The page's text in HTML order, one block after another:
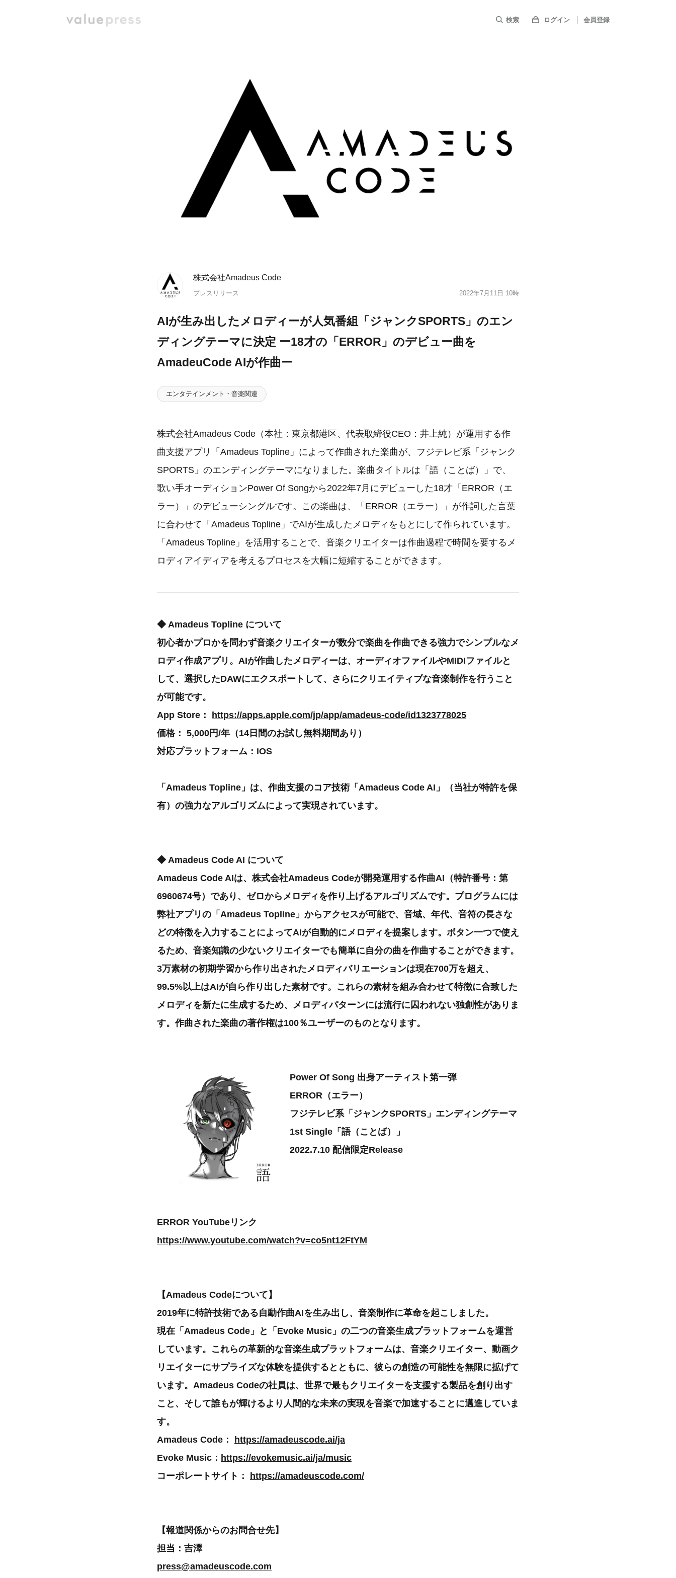
検索 ログイン 会員登録
株式会社Amadeus Code
プレスリリース 2022年7月11日 10時
AIが生み出したメロディーが人気番組「ジャンクSPORTS」のエン
ディングテーマに決定 ー18才の「ERROR」のデビュー曲を
AmadeuCode AIが作曲ー
エンタテインメント・音楽関連
株式会社Amadeus Code（本社：東京都港区、代表取締役CEO：井上純）が運用する作
曲支援アプリ「Amadeus Topline」によって作曲された楽曲が、フジテレビ系「ジャンク
SPORTS」のエンディングテーマになりました。楽曲タイトルは「語（ことば）」で、
歌い手オーディションPower Of Songから2022年7月にデビューした18才「ERROR（エ
ラー）」のデビューシングルです。この楽曲は、「ERROR（エラー）」が作詞した言葉
に合わせて「Amadeus Topline」でAIが生成したメロディをもとにして作られています。
「Amadeus Topline」を活用することで、音楽クリエイターは作曲過程で時間を要するメ
ロディアイディアを考えるプロセスを大幅に短縮することができます。
◆ Amadeus Topline について
初心者かプロかを問わず音楽クリエイターが数分で楽曲を作曲できる強力でシンプルなメ
ロディ作成アプリ。AIが作曲したメロディーは、オーディオファイルやMIDIファイルと
して、選択したDAWにエクスポートして、さらにクリエイティブな音楽制作を行うこと
が可能です。
App Store：
https://apps.apple.com/jp/app/amadeus-code/id1323778025
価格： 5,000円/年（14日間のお試し無料期間あり）
対応プラットフォーム：iOS
「Amadeus Topline」は、作曲支援のコア技術「Amadeus Code AI」（当社が特許を保
有）の強力なアルゴリズムによって実現されています。
◆ Amadeus Code AI について
Amadeus Code AIは、株式会社Amadeus Codeが開発運用する作曲AI（特許番号：第
6960674号）であり、ゼロからメロディを作り上げるアルゴリズムです。プログラムには
弊社アプリの「Amadeus Topline」からアクセスが可能で、音域、年代、音符の長さな
どの特徴を入力することによってAIが自動的にメロディを提案します。ボタン一つで使え
るため、音楽知識の少ないクリエイターでも簡単に自分の曲を作曲することができます。
3万素材の初期学習から作り出されたメロディバリエーションは現在700万を超え、
99.5%以上はAIが自ら作り出した素材です。これらの素材を組み合わせて特徴に合致した
メロディを新たに生成するため、メロディパターンには流行に囚われない独創性がありま
す。作曲された楽曲の著作権は100％ユーザーのものとなります。
Power Of Song 出身アーティスト第一弾
ERROR（エラー）
フジテレビ系「ジャンクSPORTS」エンディングテーマ
1st Single「語（ことば）」
2022.7.10 配信限定Release
ERROR YouTubeリンク
https://www.youtube.com/watch?v=co5nt12FtYM
【Amadeus Codeについて】
2019年に特許技術である自動作曲AIを生み出し、音楽制作に革命を起こしました。
現在「Amadeus Code」と「Evoke Music」の二つの音楽生成プラットフォームを運営
しています。これらの革新的な音楽生成プラットフォームは、音楽クリエイター、動画ク
リエイターにサプライズな体験を提供するとともに、彼らの創造の可能性を無限に拡げて
います。Amadeus Codeの社員は、世界で最もクリエイターを支援する製品を創り出す
こと、そして誰もが輝けるより人間的な未来の実現を音楽で加速することに邁進していま
す。
Amadeus Code：
https://amadeuscode.ai/ja
Evoke Music： https://evokemusic.ai/ja/music
コーポレートサイト：
https://amadeuscode.com/
【報道関係からのお問合せ先】
担当：吉澤
press@amadeuscode.com